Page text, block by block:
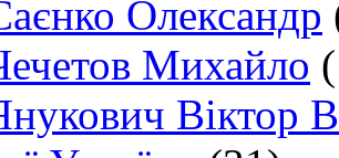
Олександр
Михайло
Віктор